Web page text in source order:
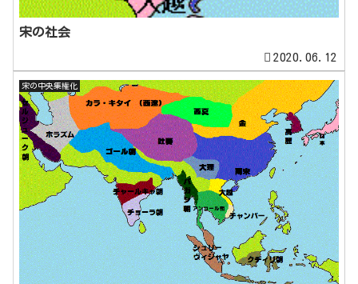
宋の社会
2020.06.12
宋の中央集権化